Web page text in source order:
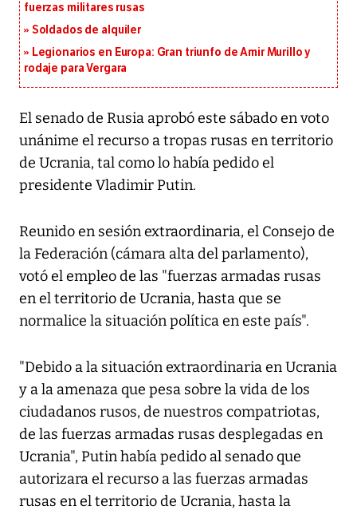
fuerzas militares rusas
Soldados de alquiler
Legionarios en Europa: Gran triunfo de Amir Murillo y
rodaje para Vergara
El senado de Rusia aprobó este sábado en voto
unánime el recurso a tropas rusas en territorio
de Ucrania, tal como lo había pedido el
presidente Vladimir Putin.
Reunido en sesión extraordinaria, el Consejo de
la Federación (cámara alta del parlamento),
votó el empleo de las "fuerzas armadas rusas
en el territorio de Ucrania, hasta que se
normalice la situación política en este país".
"Debido a la situación extraordinaria en Ucrania
y a la amenaza que pesa sobre la vida de los
ciudadanos rusos, de nuestros compatriotas,
de las fuerzas armadas rusas desplegadas en
Ucrania", Putin había pedido al senado que
autorizara el recurso a las fuerzas armadas
rusas en el territorio de Ucrania, hasta la